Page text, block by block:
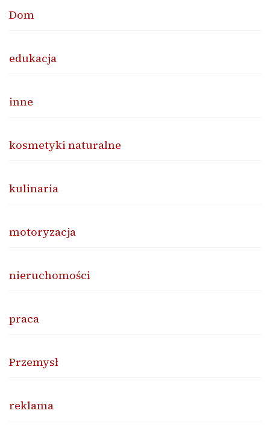
Dom
edukacja
inne
kosmetyki naturalne
kulinaria
motoryzacja
nieruchomości
praca
Przemysł
reklama